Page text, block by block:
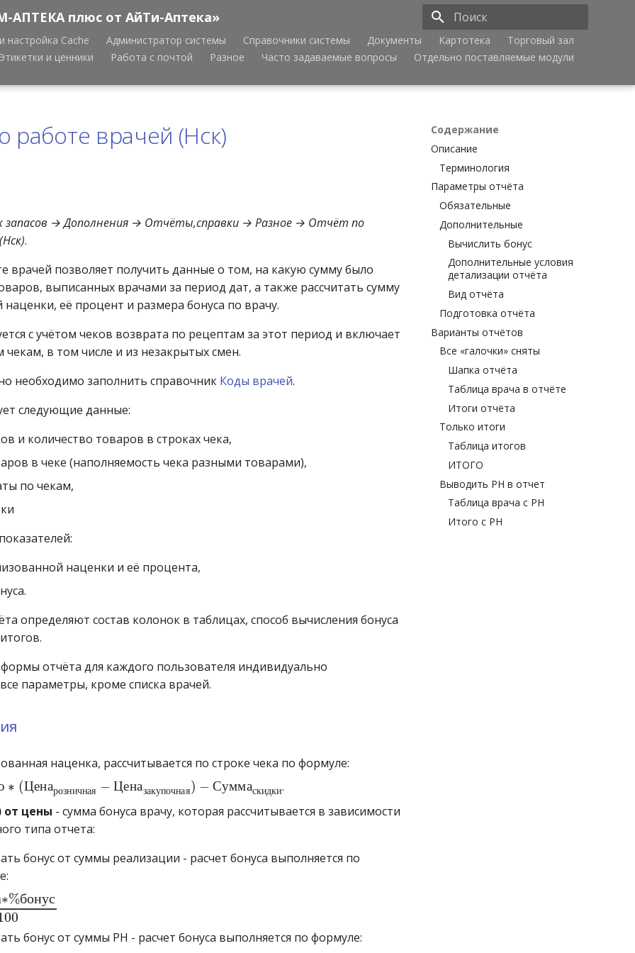
АПТЕКА плюс от АйТи-Аптека»
Инициализация поиска
настройка Cache Администратор системы Справочники системы Документы Картотека
Торговый зал
Этикетки и ценники Работа с почтой Разное Часто задаваемые вопросы
Отдельно поставляемые модули
Содержание
Описание
Терминология
Параметры отчёта
Обязательные
Дополнительные
Вычислить бонус
Дополнительные условия
детализации отчёта
Вид отчёта
Подготовка отчёта
Варианты отчётов
Все «галочки» сняты
Шапка отчёта
Таблица врача в отчёте
Итоги отчёта
Только итоги
Таблица итогов
ИТОГО
Выводить РН в отчет
Таблица врача c РН
Итого с РН
работе врачей (Нск)
запасов → Дополнения → Отчёты,справки → Разное → Отчёт по
.
врачей позволяет получить данные о том, на какую сумму было
выписанных врачами за период дат, а также рассчитать сумму
наценки, её процент и размера бонуса по врачу.
с учётом чеков возврата по рецептам за этот период и включает
в том числе и из незакрытых смен.
необходимо заполнить справочник Коды врачей.
следующие данные:
и количество товаров в строках чека,
в чеке (наполняемость чека разными товарами),
по чекам,
наценки и её процента,
определяют состав колонок в таблицах, способ вычисления бонуса
отчёта для каждого пользователя индивидуально
параметры, кроме списка врачей.
наценка, рассчитывается по строке чека по формуле:
∗ (Ценарозничная − Ценазакупочная) − Суммаскидки
∗(Ц чн за уп
.
от цены - сумма бонуса врачу, которая рассчитывается в зависимости
типа отчета:
бонус от суммы реализации - расчет бонуса выполняется по
∗%бонус
∗%б
бонус от суммы РН - расчет бонуса выполняется по формуле: